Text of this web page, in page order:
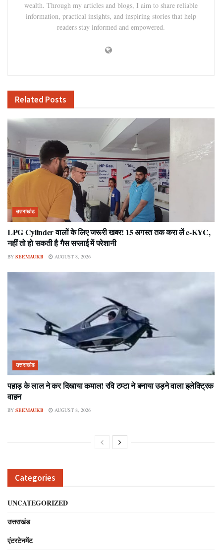
wealth. Through my articles and blogs, I aim to share reliable
information, practical insights, and inspiring stories that help
readers stay informed and empowered.
Related Posts
उत्तराखंड
LPG Cylinder वालों के लिए जरूरी खबर! 15 अगस्त तक करा लें e-KYC,
नहीं तो हो सकती है गैस सप्लाई में परेशानी
BY SEEMAUKB AUGUST 8, 2026
उत्तराखंड
पहाड़ के लाल ने कर दिखाया कमाल! रवि टम्टा ने बनाया उड़ने वाला इलेक्ट्रिक
वाहन
BY SEEMAUKB AUGUST 8, 2026
Categories
UNCATEGORIZED
उत्तराखंड
एंटरटेनमेंट